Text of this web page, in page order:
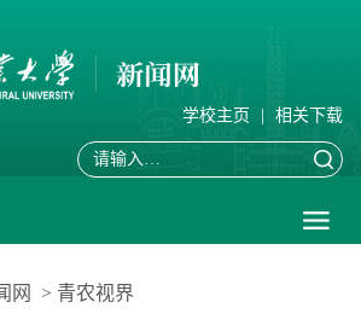
学校主页 相关下载
网 > 青农视界